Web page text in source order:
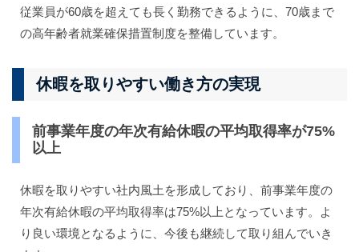
従業員が60歳を超えても長く勤務できるように、70歳まで
の高年齢者就業確保措置制度を整備しています。
休暇を取りやすい働き方の実現
前事業年度の年次有給休暇の平均取得率が75%
以上
休暇を取りやすい社内風土を形成しており、前事業年度の
年次有給休暇の平均取得率は75%以上となっています。よ
り良い環境となるように、今後も継続して取り組んでいき